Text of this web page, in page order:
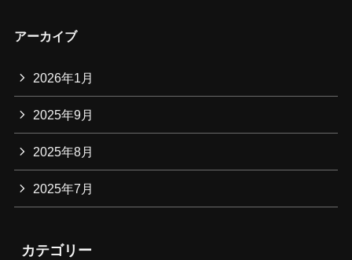
アーカイブ
2026年1月
2025年9月
2025年8月
2025年7月
カテゴリー